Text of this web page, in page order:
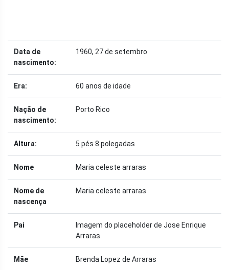
Data de
nascimento:
1960, 27 de setembro
Era: 60 anos de idade
Nação de
nascimento:
Porto Rico
Altura: 5 pés 8 polegadas
Nome Maria celeste arraras
Nome de
nascença
Maria celeste arraras
Pai
Imagem do placeholder de Jose Enrique
Arraras
Mãe Brenda Lopez de Arraras